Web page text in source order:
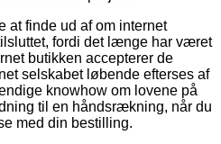
at finde ud af om internet
fordi det længe har været
butikken accepterer de
selskabet løbende efterses af
knowhow om lovene på
til en håndsrækning, når du
med din bestilling.